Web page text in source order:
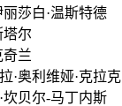
·温斯特德
尔
兰
维娅·克拉克
-马丁内斯